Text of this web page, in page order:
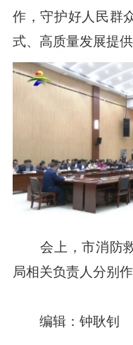
作，守护好人民群
式、高质量发展提
会上，市消防救
局相关负责人分别
编辑：钟耿钊